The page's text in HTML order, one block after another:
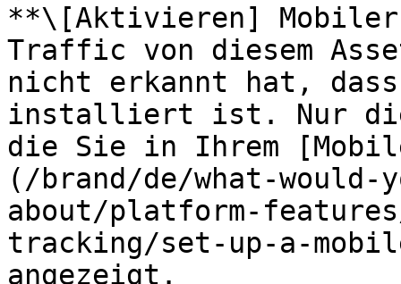
**\[Aktivieren] Mobiler
Traffic von diesem
nicht erkannt hat,
installiert ist. Nur die
die Sie in Ihrem
(/brand/de/what-
about/platform-
tracking/set-up-a-
angezeigt.